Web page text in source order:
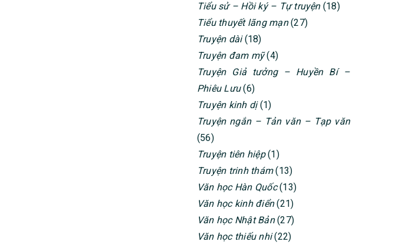
Tiểu sử – Hồi ký – Tự truyện(18)
Tiểu thuyết lãng mạn(27)
Truyện dài(18)
Truyện đam mỹ(4)
Truyện Giả tưởng – Huyền Bí –
Phiêu Lưu(6)
Truyện kinh dị(1)
Truyện ngắn – Tản văn – Tạp văn
(56)
Truyện tiên hiệp(1)
Truyện trinh thám(13)
Văn học Hàn Quốc(13)
Văn học kinh điển(21)
Văn học Nhật Bản(27)
Văn học thiếu nhi(22)